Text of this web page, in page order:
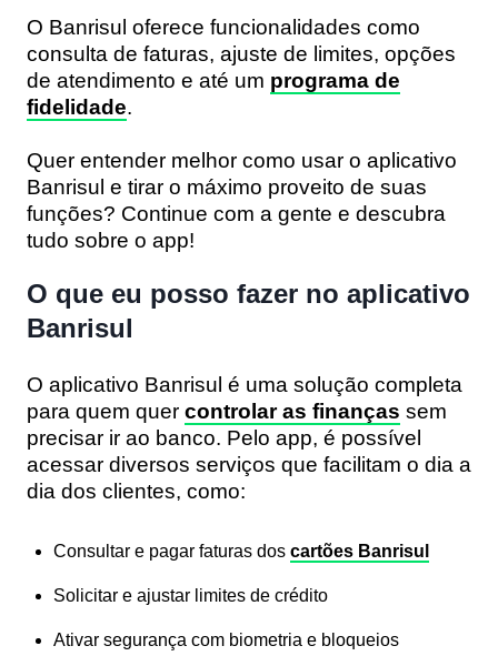
O Banrisul oferece funcionalidades como
consulta de faturas, ajuste de limites, opções
de atendimento e até um programa de
fidelidade.
Quer entender melhor como usar o aplicativo
Banrisul e tirar o máximo proveito de suas
funções? Continue com a gente e descubra
tudo sobre o app!
O que eu posso fazer no aplicativo
Banrisul
O aplicativo Banrisul é uma solução completa
para quem quer controlar as finanças sem
precisar ir ao banco. Pelo app, é possível
acessar diversos serviços que facilitam o dia a
dia dos clientes, como:
Consultar e pagar faturas dos cartões Banrisul
Solicitar e ajustar limites de crédito
Ativar segurança com biometria e bloqueios